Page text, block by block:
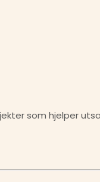
som hjelper